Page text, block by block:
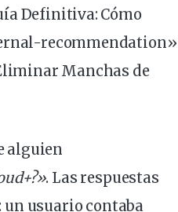
Definitiva: Cómo
recommendation»
Manchas de
alguien
. Las respuestas
un usuario contaba